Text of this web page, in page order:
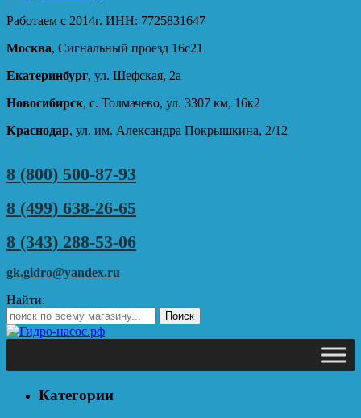
Работаем с 2014г. ИНН: 7725831647
Москва, Сигнальный проезд 16с21
Екатеринбург, ул. Шефская, 2а
Новосибирск, с. Толмачево, ул. 3307 км, 16к2
Краснодар, ул. им. Александра Покрышкина, 2/12
8 (800) 500-87-93
8 (499) 638-26-65
8 (343) 288-53-06
gk.gidro@yandex.ru
Найти:
Категории